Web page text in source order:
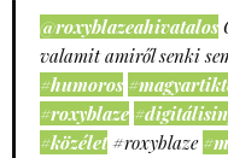
@roxyblazeahivatalos
valamit amiről senki
#humoros
#roxyblaze
#közélet #roxyblaze